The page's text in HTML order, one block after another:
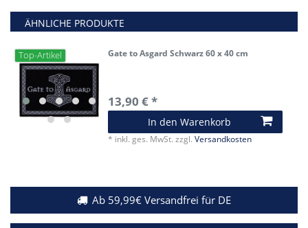
ÄHNLICHE PRODUKTE
Top-Artikel Gate to Asgard Schwarz 60 x 40 cm
13,90 € *
In den Warenkorb
* inkl. ges. MwSt. zzgl.Versandkosten
Ab 59,99€ Versandfrei für DE